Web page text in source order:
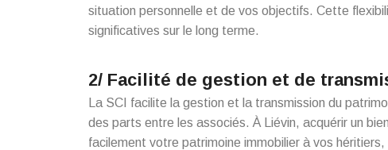
situation personnelle et de vos objectifs. Cette
significatives sur le long terme.
2/ Facilité de gestion et de
La SCI facilite la gestion et la transmission du
des parts entre les associés. À Liévin, acquérir un
facilement votre patrimoine immobilier à vos